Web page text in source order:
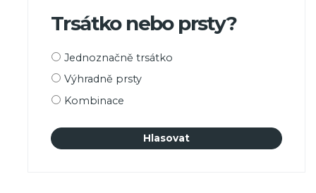
Trsátko nebo prsty?
Možnosti
Jednoznačně trsátko
Výhradně prsty
Kombinace